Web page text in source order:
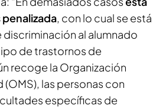
, con lo cual se está
discriminación al alumnado
de trastornos de
recoge la Organización
(OMS), las personas con
específicas de